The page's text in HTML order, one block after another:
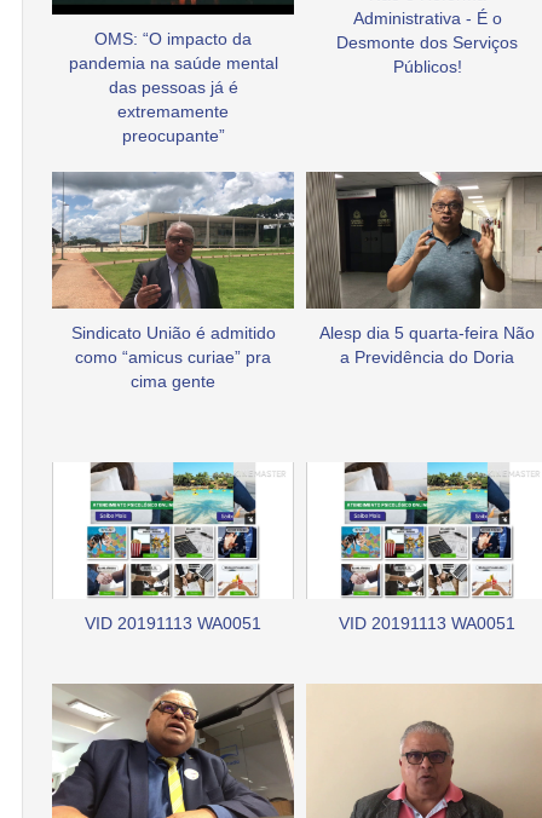
OMS: “O impacto da
pandemia na saúde mental
das pessoas já é
extremamente
preocupante”
Administrativa - É o
Desmonte dos Serviços
Públicos!
Sindicato União é admitido
como “amicus curiae” pra
cima gente
Alesp dia 5 quarta-feira Não
a Previdência do Doria
VID 20191113 WA0051 VID 20191113 WA0051